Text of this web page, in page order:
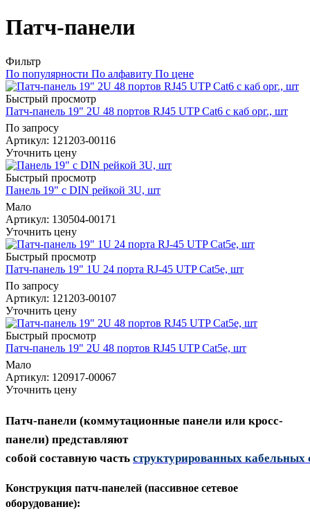
Патч-панели
Фильтр
По популярности По алфавиту По цене
Быстрый просмотр
Патч-панель 19" 2U 48 портов RJ45 UTP Cat6 с каб орг., шт
По запросу
Артикул: 121203-00116
Уточнить цену
Быстрый просмотр
Панель 19" с DIN рейкой 3U, шт
Мало
Артикул: 130504-00171
Уточнить цену
Быстрый просмотр
Патч-панель 19" 1U 24 порта RJ-45 UTP Cat5e, шт
По запросу
Артикул: 121203-00107
Уточнить цену
Быстрый просмотр
Патч-панель 19" 2U 48 портов RJ45 UTP Cat5e, шт
Мало
Артикул: 120917-00067
Уточнить цену
Патч-панели (коммутационные панели или кросс-
панели) представляют
собой составную часть структурированных кабельных
Конструкция патч-панелей (пассивное сетевое
оборудование):